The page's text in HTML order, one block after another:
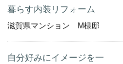
暮らす内装リフォーム
滋賀県マンション M様邸
自分好みにイメージを一